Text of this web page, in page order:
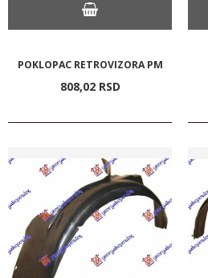
POKLOPAC RETROVIZORA PM
808,02 RSD